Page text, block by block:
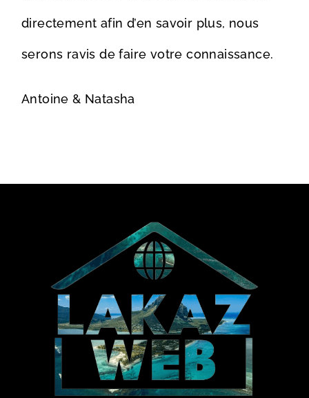
directement afin d’en savoir plus, nous
serons ravis de faire votre connaissance.
Antoine & Natasha